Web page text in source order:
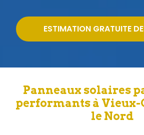
ESTIMATION GRATUITE
Panneaux solaires
performants à Vieux-
le Nord